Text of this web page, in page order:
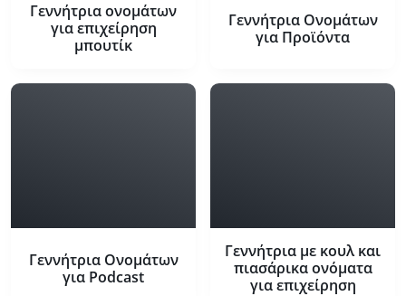
Γεννήτρια ονομάτων
για επιχείρηση
μπουτίκ
Γεννήτρια Ονομάτων
για Προϊόντα
Γεννήτρια Ονομάτων
για Podcast
Γεννήτρια με κουλ και
πιασάρικα ονόματα
για επιχείρηση